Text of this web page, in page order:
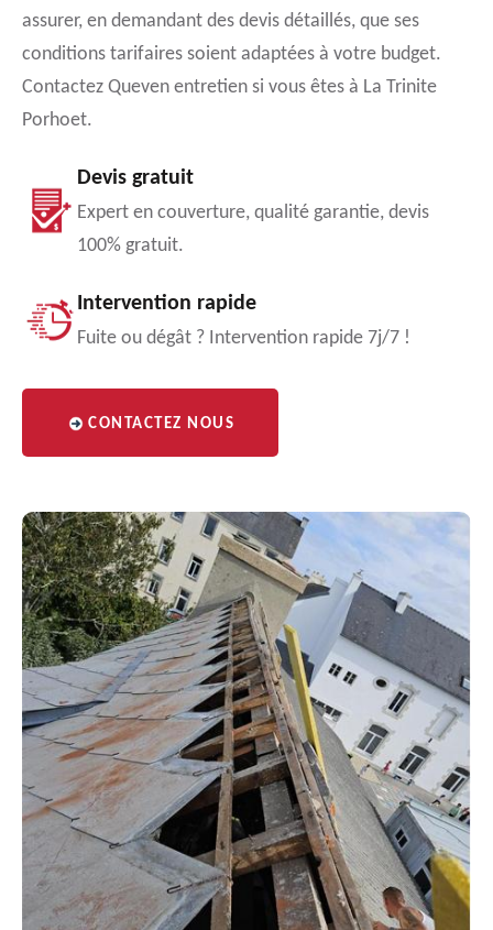
assurer, en demandant des devis détaillés, que ses
conditions tarifaires soient adaptées à votre budget.
Contactez Queven entretien si vous êtes à La Trinite
Porhoet.
Devis gratuit
Expert en couverture, qualité garantie, devis
100% gratuit.
Intervention rapide
Fuite ou dégât ? Intervention rapide 7j/7 !
CONTACTEZ NOUS